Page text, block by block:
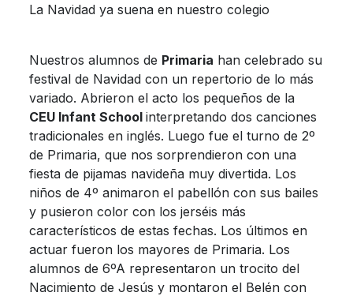
La Navidad ya suena en nuestro colegio
Nuestros alumnos de Primaria han celebrado su
festival de Navidad con un repertorio de lo más
variado. Abrieron el acto los pequeños de la
CEU Infant School interpretando dos canciones
tradicionales en inglés. Luego fue el turno de 2º
de Primaria, que nos sorprendieron con una
fiesta de pijamas navideña muy divertida. Los
niños de 4º animaron el pabellón con sus bailes
y pusieron color con los jerséis más
característicos de estas fechas. Los últimos en
actuar fueron los mayores de Primaria. Los
alumnos de 6ºA representaron un trocito del
Nacimiento de Jesús y montaron el Belén con